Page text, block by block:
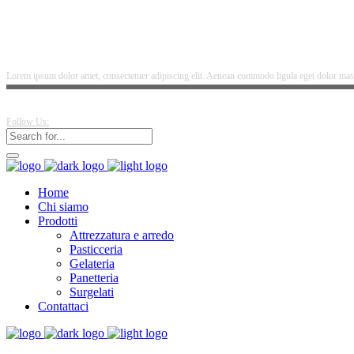
Lorem ipsum dolor amet, consectetuer adipiscing elit. Aenean commodo ligula eget dolor
Follow Us:
Home
Chi siamo
Prodotti
Attrezzatura e arredo
Pasticceria
Gelateria
Panetteria
Surgelati
Contattaci